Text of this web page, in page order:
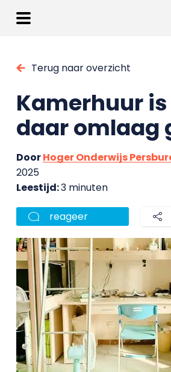
Terug naar overzicht
Kamerhuur
daar omlaag
DoorHoger Onderwijs
2025
Leestijd:3 minuten
reageer